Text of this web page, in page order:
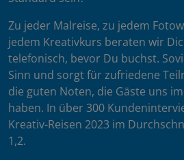
Zu jeder Malreise, zu jedem
jedem Kreativkurs beraten wir
telefonisch, bevor Du buchst.
Sinn und sorgt für zufriedene
die guten Noten, die Gäste uns
haben. In über 300
Kreativ-Reisen 2023 im
1,2.